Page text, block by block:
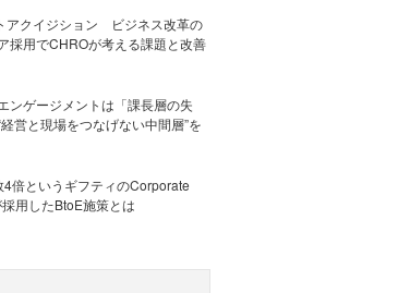
アクイジション ビジネス改革の
採用でCHROが考える課題と改善
ンゲージメントは「課長層の失
営と現場をつなげない中間層”を
倍というギフティのCorporate
用したBtoE施策とは